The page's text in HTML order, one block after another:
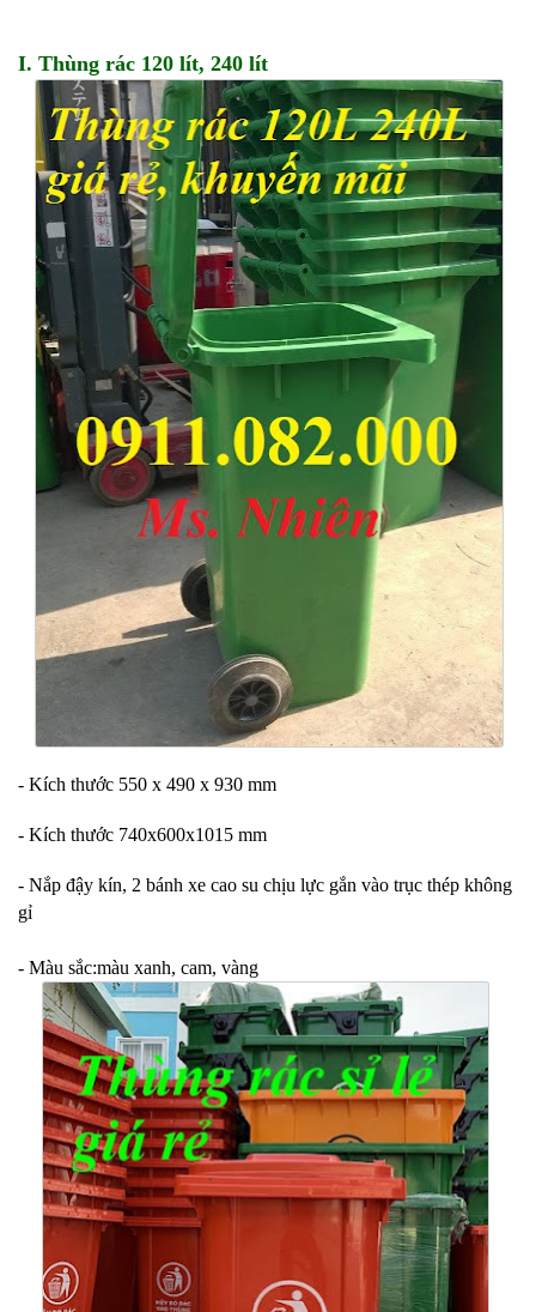
I. Thùng rác 120 lít, 240 lít
- Kích thước 550 x 490 x 930 mm
- Kích thước 740x600x1015 mm
- Nắp đậy kín, 2 bánh xe cao su chịu lực gắn vào trục thép không
gỉ
- Màu sắc:màu xanh, cam, vàng